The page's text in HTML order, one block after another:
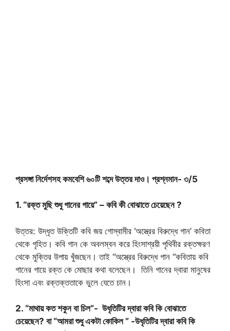
প্রসঙ্গা নির্দেশসহ কমবেশি ৬০টি শব্দে উত্তর দাও। প্রশ্নমান- ৩/5
1. “রক্ত মুছি শুধু গানের গায়ে” – কবি কী বোঝাতে চেয়েছেন ?
উত্তর: উদ্ধৃত উক্তিটি কবি জয় গোস্বামীর ‘অস্ত্রের বিরুদ্ধে গান’ কবিতা
থেকে গৃহিত। কবি গান কে অবলম্বন করে হিংসাশ্রয়ী পৃথিবীর রক্তক্ষরণ
থেকে মুক্তির উপায় খুঁজছেন। তাই “অস্ত্রের বিরুদ্ধে গান “কবিতায় কবি
গানের গায়ে রক্ত কে মোছার কথা বলেছেন। তিনি গানের দ্বারা মানুষের
হিংসা এবং রক্তক্ততাকে ভুলে যেতে চান।
2. “মাথায় কত শকুন বা চিল”- উধৃতিটির দ্বারা কবি কি বোঝাতে
চেয়েছেন? বা “আমরা শুধু একটা কোকিল ” -উধৃতিটির দ্বারা কবি কি